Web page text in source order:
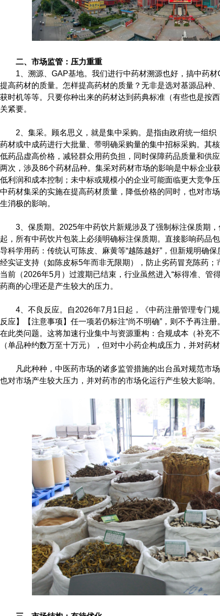
二、市场监管：压力重重
1、溯源、GAP基地。我们进行中药材溯源也好，搞中药
提高药材的质量。怎样提高药材的质量？无非是选对基源品种
获时机等等。只要你种出来的药材达到药典标准（有些也是按
关紧要。
2、集采。顾名思义，就是集中采购。是指由政府统一组
药材或中成药进行大批量、带明确采购量的集中招标采购。其
低药品虚高价格，减轻群众用药负担，同时保障药品质量和供
两次，涉及86个药材品种。集采对药材市场的影响是中标企业
低利润和成本控制；未中标或规模小的企业可能面临更大竞争
中药材集采的实施在提高药材质量，降低价格的同时，也对市
生消极的影响。
3、保质期。2025年中药饮片新规涉及了‌强制标注保质期‌
起，所有中药饮片包装上必须明确标注保质期。直接影响药品
导科学用药‌：传统认可陈皮、麻黄等“越陈越好”，但新规明确
经实证支持（如陈皮标5年而非无限期），防止劣药冒充陈药；
当前（2026年5月）过渡期已结束，行业虽然进入“标得准、管
药商的心理还是产生较大的压力。
4、不良反应。自2026年7月1日起，《中药注册管理专门
反应】【注意事项】任一项若仍标注“尚不明确”，则不予再注
在此类问题。这将‌加速行业集中与资源重构‌：合规成本（补充
（单品种约数万至十万元），但对中小药企构成压力，并对药
凡此种种，中医药市场的诸多监管措施的出台虽对规范市
也对市场产生较大压力，并对药市的市场化运行产生较大影响。